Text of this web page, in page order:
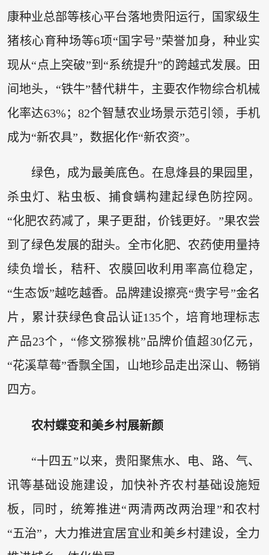
康种业总部等核心平台落地贵阳运行，国家级生
猪核心育种场等6项“国字号”荣誉加身，种业实
现从“点上突破”到“系统提升”的跨越式发展。田
间地头，“铁牛”替代耕牛，主要农作物综合机械
化率达63%；82个智慧农业场景示范引领，手机
成为“新农具”，数据化作“新农资”。
绿色，成为最美底色。在息烽县的果园里，
杀虫灯、粘虫板、捕食螨构建起绿色防控网。
“化肥农药减了，果子更甜，价钱更好。”果农尝
到了绿色发展的甜头。全市化肥、农药使用量持
续负增长，秸秆、农膜回收利用率高位稳定，
“生态饭”越吃越香。品牌建设擦亮“贵字号”金名
片，累计获绿色食品认证135个，培育地理标志
产品23个，“修文猕猴桃”品牌价值超30亿元，
“花溪草莓”香飘全国，山地珍品走出深山、畅销
四方。
农村蝶变和美乡村展新颜
“十四五”以来，贵阳聚焦水、电、路、气、
讯等基础设施建设，加快补齐农村基础设施短
板，同时，统筹推进“两清两改两治理”和农村
“五治”，大力推进宜居宜业和美乡村建设，全力